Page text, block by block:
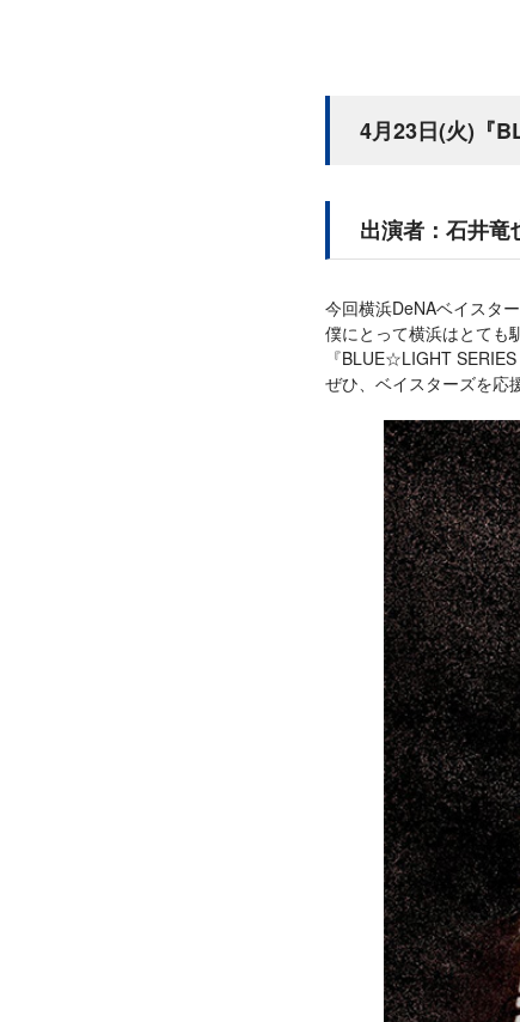
4月23日(火)『
出演者：石井竜
今回横浜DeNAベイスタ
僕にとって横浜はとても
『BLUE☆LIGHT
ぜひ、ベイスターズを応